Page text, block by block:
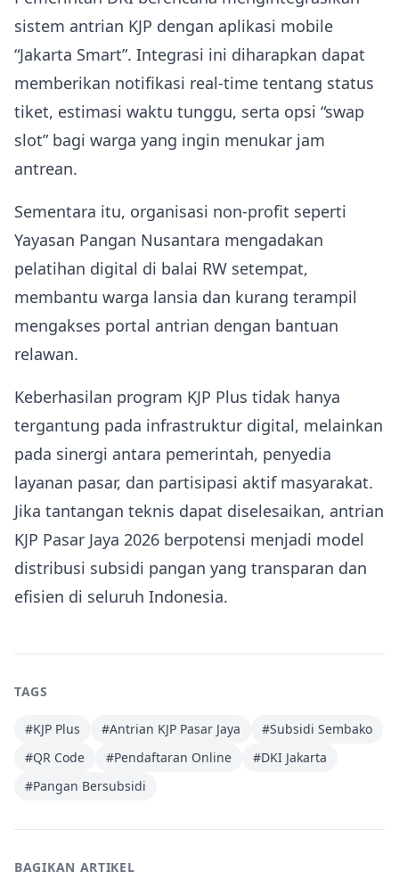
sistem antrian KJP dengan aplikasi mobile
“Jakarta Smart”. Integrasi ini diharapkan dapat
memberikan notifikasi real‑time tentang status
tiket, estimasi waktu tunggu, serta opsi “swap
slot” bagi warga yang ingin menukar jam
antrean.
Sementara itu, organisasi non‑profit seperti
Yayasan Pangan Nusantara mengadakan
pelatihan digital di balai RW setempat,
membantu warga lansia dan kurang terampil
mengakses portal antrian dengan bantuan
relawan.
Keberhasilan program KJP Plus tidak hanya
tergantung pada infrastruktur digital, melainkan
pada sinergi antara pemerintah, penyedia
layanan pasar, dan partisipasi aktif masyarakat.
Jika tantangan teknis dapat diselesaikan, antrian
KJP Pasar Jaya 2026 berpotensi menjadi model
distribusi subsidi pangan yang transparan dan
efisien di seluruh Indonesia.
TAGS
#KJP Plus #Antrian KJP Pasar Jaya #Subsidi Sembako
#QR Code #Pendaftaran Online #DKI Jakarta
#Pangan Bersubsidi
BAGIKAN ARTIKEL